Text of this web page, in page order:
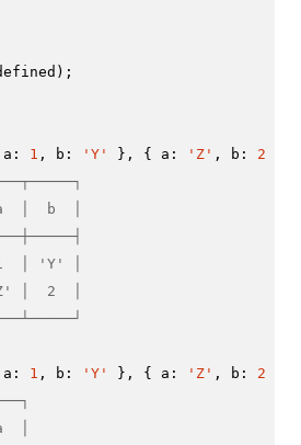
a : 1 , b : 'Y' }, { a : 'Z' , b : 2
│  b  │
│ 'Y' │
│  2  │
a : 1 , b : 'Y' }, { a : 'Z' , b : 2
│